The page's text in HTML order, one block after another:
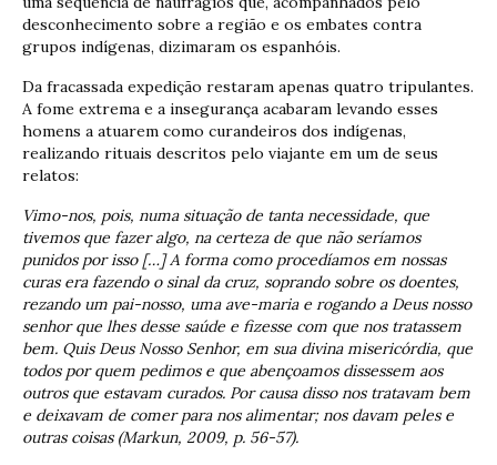
desconhecimento sobre a região e os embates contra
grupos indígenas, dizimaram os espanhóis.
Da fracassada expedição restaram apenas quatro tripulantes.
A fome extrema e a insegurança acabaram levando esses
homens a atuarem como curandeiros dos indígenas,
realizando rituais descritos pelo viajante em um de seus
relatos:
Vimo-nos, pois, numa situação de tanta necessidade, que
tivemos que fazer algo, na certeza de que não seríamos
punidos por isso […] A forma como procedíamos em nossas
curas era fazendo o sinal da cruz, soprando sobre os doentes,
rezando um pai-nosso, uma ave-maria e rogando a Deus nosso
senhor que lhes desse saúde e fizesse com que nos tratassem
bem. Quis Deus Nosso Senhor, em sua divina misericórdia, que
todos por quem pedimos e que abençoamos dissessem aos
outros que estavam curados. Por causa disso nos tratavam bem
e deixavam de comer para nos alimentar; nos davam peles e
outras coisas (Markun, 2009, p. 56-57).